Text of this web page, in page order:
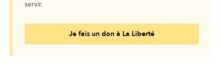
servir.
Je fais un don à La Liberté